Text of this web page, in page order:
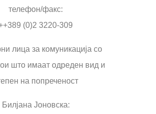
телефон/факс:
(0)2 3220-309
лица за комуникација со
што имаат одреден вид и
на попреченост
Билјана Јоновска: